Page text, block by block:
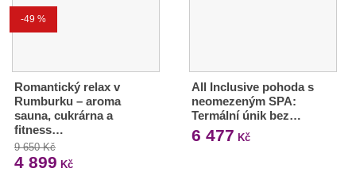
-49 %
Romantický relax v
Rumburku – aroma
sauna, cukrárna a
fitness…
9 650 Kč
4 899 Kč
All Inclusive pohoda s
neomezeným SPA:
Termální únik bez…
6 477 Kč